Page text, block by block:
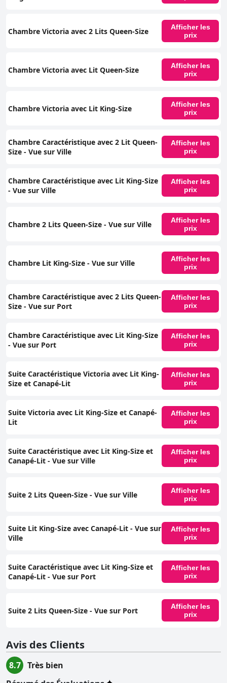
Chambre Victoria avec 2 Lits Queen-Size
Afficher les
prix
Chambre Victoria avec Lit Queen-Size
Afficher les
prix
Chambre Victoria avec Lit King-Size
Afficher les
prix
Chambre Caractéristique avec 2 Lit Queen-
Size - Vue sur Ville
Afficher les
prix
Chambre Caractéristique avec Lit King-Size
- Vue sur Ville
Afficher les
prix
Chambre 2 Lits Queen-Size - Vue sur Ville
Afficher les
prix
Chambre Lit King-Size - Vue sur Ville
Afficher les
prix
Chambre Caractéristique avec 2 Lits Queen-
Size - Vue sur Port
Afficher les
prix
Chambre Caractéristique avec Lit King-Size
- Vue sur Port
Afficher les
prix
Suite Caractéristique Victoria avec Lit King-
Size et Canapé-Lit
Afficher les
prix
Suite Victoria avec Lit King-Size et Canapé-
Lit
Afficher les
prix
Suite Caractéristique avec Lit King-Size et
Canapé-Lit - Vue sur Ville
Afficher les
prix
Suite 2 Lits Queen-Size - Vue sur Ville
Afficher les
prix
Suite Lit King-Size avec Canapé-Lit - Vue sur
Ville
Afficher les
prix
Suite Caractéristique avec Lit King-Size et
Canapé-Lit - Vue sur Port
Afficher les
prix
Suite 2 Lits Queen-Size - Vue sur Port
Afficher les
prix
Avis des Clients
8.7
Très bien